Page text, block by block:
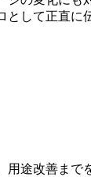
して正直に
途改善ま